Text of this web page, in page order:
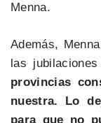
Menna.
Además,
las
provincias
nuestra. Lo
para que no